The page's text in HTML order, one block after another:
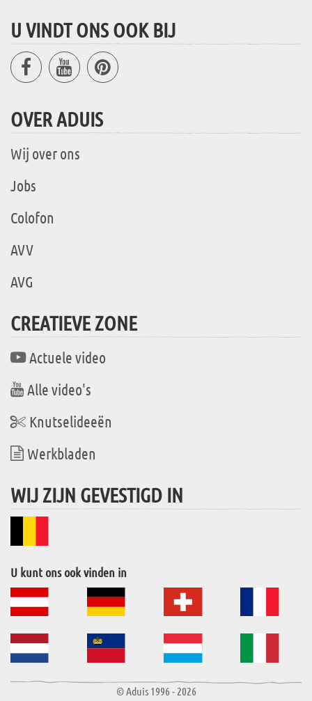
U VINDT ONS OOK BIJ
OVER ADUIS
Wij over ons
Jobs
Colofon
AVV
AVG
CREATIEVE ZONE
Actuele video
Alle video's
Knutselideeën
Werkbladen
WIJ ZIJN GEVESTIGD IN
U kunt ons ook vinden in
© Aduis 1996 - 2026